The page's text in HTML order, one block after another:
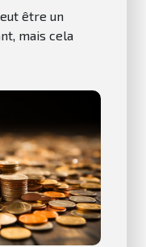
être un
mais cela